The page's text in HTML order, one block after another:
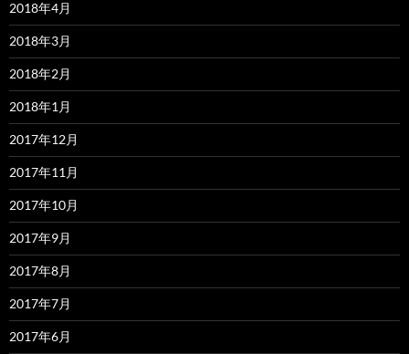
2018年4月
2018年3月
2018年2月
2018年1月
2017年12月
2017年11月
2017年10月
2017年9月
2017年8月
2017年7月
2017年6月